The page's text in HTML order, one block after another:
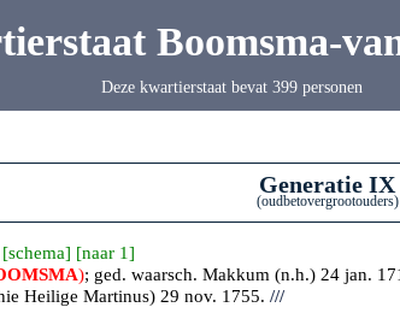
Boomsma-
Deze kwartierstaat bevat 399 personen
Generatie IX
(oudbetovergrootouders)
[schema] [naar 1]
); ged. waarsch. Makkum (n.h.) 24 jan.
Heilige Martinus) 29 nov. 1755. ///